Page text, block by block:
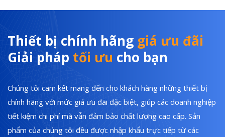
Thiết bị chính hãng giá ưu đãi
Giải pháp tối ưu cho bạn
Chúng tôi cam kết mang đến cho khách hàng những thiết bị
chính hãng với mức giá ưu đãi đặc biệt, giúp các doanh nghiệp
tiết kiệm chi phí mà vẫn đảm bảo chất lượng cao cấp. Sản
phẩm của chúng tôi đều được nhập khẩu trực tiếp từ các